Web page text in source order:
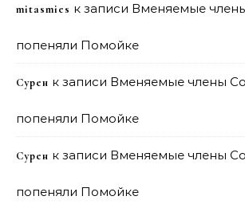
mitasmies к записи Вменяемые
попеняли Помойке
Сурен к записи Вменяемые члены
попеняли Помойке
Сурен к записи Вменяемые члены
попеняли Помойке